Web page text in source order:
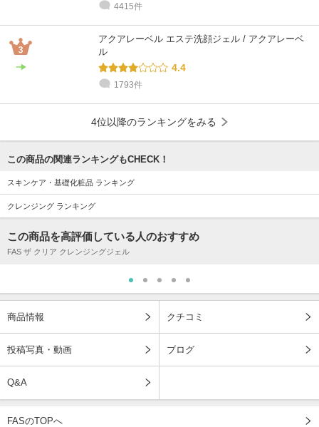
4415件
アクアレーベル エステ洗顔ジェル / アクアレーベ
ル
4.4
1793件
4位以降のランキングをみる
この商品の関連ランキングもCHECK！
スキンケア・基礎化粧品 ランキング
クレンジング ランキング
この商品を高評価している人のおすすめ
FAS ザ クリア クレンジングジェル
商品情報 クチコミ
投稿写真・動画 ブログ
Q&A
FASのTOPへ